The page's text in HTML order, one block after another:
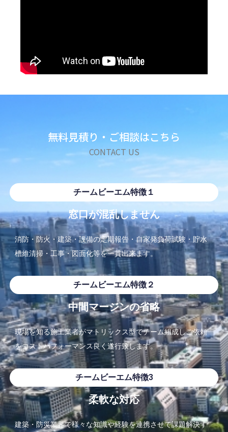
無料見積り・ご相談はこちら
CONTACT US
チームビーエム特徴１
窓口が混乱しません
消防・防火・建築・設備の定期報告・自家発負荷試験・ 貯水
槽維清掃・工事・図面化等を一貫出来ます。
チームビーエム特徴２
中間マージンの省略
現場を知る施工業者がマトリックス型でチーム組成しご依頼
をコストパフォーマンス良く遂行致します。
チームビーエム特徴3
柔軟な対応
建築・ 防災業界で様々な知識や経験を連携させて課題解決す